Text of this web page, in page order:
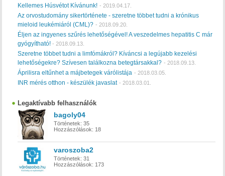
Kellemes Húsvétot Kívánunk! - 2019.04.17.
Az orvostudomány sikertörténete - szeretne többet tudni a krónikus
mieloid leukémiáról (CML)? - 2018.09.20.
Éljen az ingyenes szűrés lehetőségével! A veszedelmes hepatitis C már
gyógyítható!- 2018.09.13.
Szeretne többet tudni a limfómákról? Kíváncsi a legújabb kezelési
lehetőségekre? Szívesen találkozna betegtársakkal? - 2018.09.13.
Áprilisra eltűnhet a májbetegek várólistája - 2018.03.05.
INR mérés otthon - készülék javaslat - 2018.03.01.
Legaktívabb felhasználók
bagoly04
Történetek: 35
Hozzászólások: 18
varoszoba2
Történetek: 31
Hozzászólások: 173